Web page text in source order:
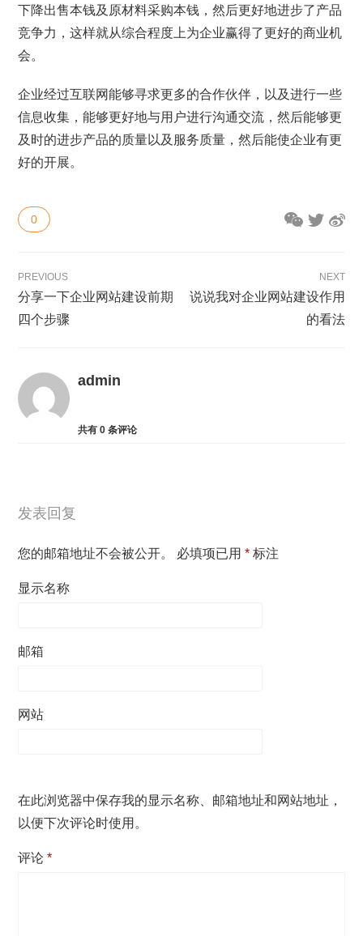
下降出售本钱及原材料采购本钱，然后更好地进步了产品
竞争力，这样就从综合程度上为企业赢得了更好的商业机
会。
企业经过互联网能够寻求更多的合作伙伴，以及进行一些
信息收集，能够更好地与用户进行沟通交流，然后能够更
及时的进步产品的质量以及服务质量，然后能使企业有更
好的开展。
0
PREVIOUS
分享一下企业网站建设前期
四个步骤
NEXT
说说我对企业网站建设作用
的看法
admin
共有0 条评论
发表回复
您的邮箱地址不会被公开。 必填项已用* 标注
显示名称
邮箱
网站
在此浏览器中保存我的显示名称、邮箱地址和网站地址，
以便下次评论时使用。
评论*